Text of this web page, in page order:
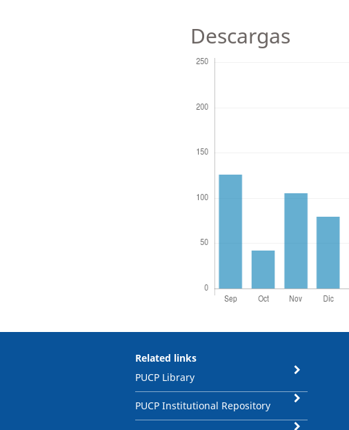
Descargas
Related links
PUCP Library
PUCP Institutional Repository